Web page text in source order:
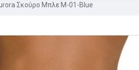
Σκούρο Μπλε M-01-Blue